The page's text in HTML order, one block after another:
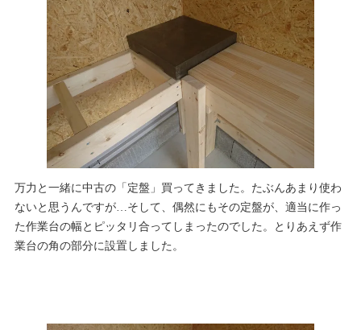
万力と一緒に中古の「定盤」買ってきました。たぶんあまり使わ
ないと思うんですが…そして、偶然にもその定盤が、適当に作っ
た作業台の幅とピッタリ合ってしまったのでした。とりあえず作
業台の角の部分に設置しました。